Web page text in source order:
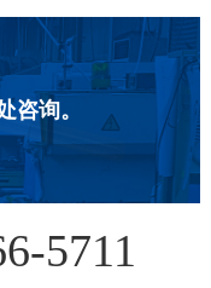
咨询。
5711